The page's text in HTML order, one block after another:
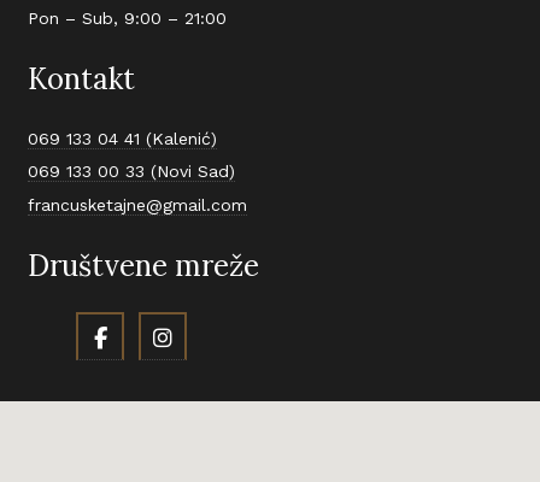
Pon – Sub, 9:00 – 21:00
Kontakt
069 133 04 41 (Kalenić)
069 133 00 33 (Novi Sad)
francusketajne@gmail.com
Društvene mreže